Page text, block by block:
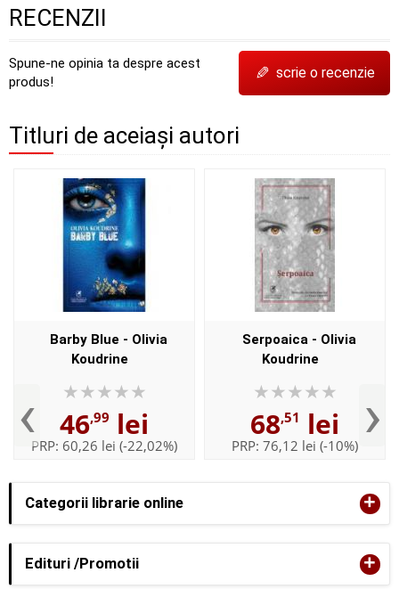
Categorii librarie online +
Edituri /Promotii +
RECENZII
Spune-ne opinia ta despre acest
produs!
✎ scrie o recenzie
Titluri de aceiași autori
‹
Barby Blue - Olivia
Koudrine
46,99 lei
PRP: 60,26 lei (-22,02%)
Serpoaica - Olivia
Koudrine
68,51 lei
PRP: 76,12 lei (-10%) ›